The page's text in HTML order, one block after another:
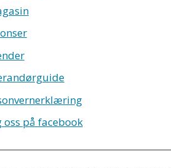
oss på facebook